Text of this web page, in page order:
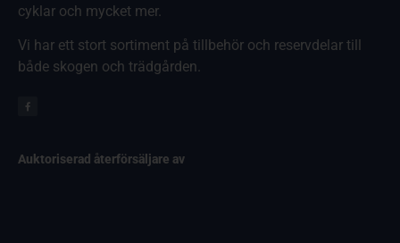
cyklar och mycket mer.
Vi har ett stort sortiment på tillbehör och reservdelar till
både skogen och trädgården.
Auktoriserad återförsäljare av